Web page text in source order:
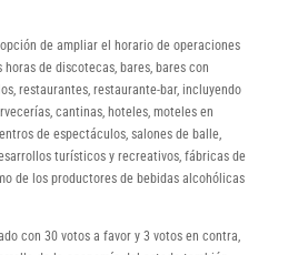
de ampliar el horario de operaciones
de discotecas, bares, bares con
restaurantes, restaurante-bar, incluyendo
cantinas, hoteles, moteles en
de espectáculos, salones de balle,
turísticos y recreativos, fábricas de
de los productores de bebidas alcohólicas
con 30 votos a favor y 3 votos en contra,